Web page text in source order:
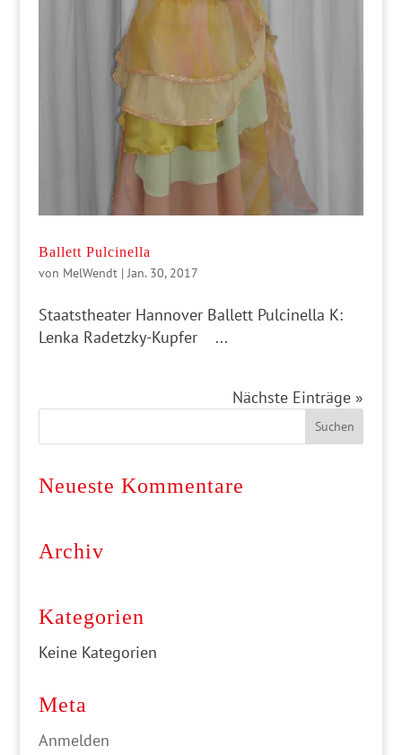
Ballett Pulcinella
von MelWendt|Jan. 30, 2017
Staatstheater Hannover Ballett Pulcinella K:
Lenka Radetzky-Kupfer ...
Nächste Einträge »
Neueste Kommentare
Archiv
Kategorien
Keine Kategorien
Meta
Anmelden